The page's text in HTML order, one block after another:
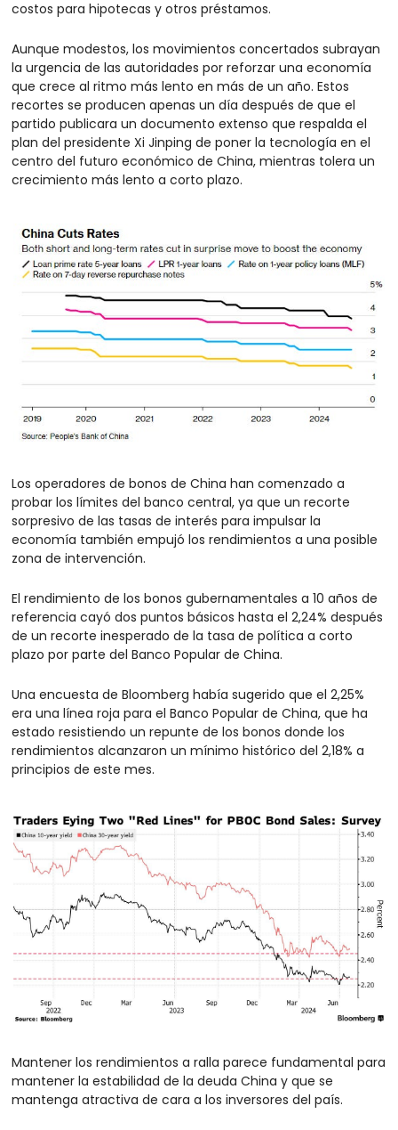
costos para hipotecas y otros préstamos.
Aunque modestos, los movimientos concertados subrayan
la urgencia de las autoridades por reforzar una economía
que crece al ritmo más lento en más de un año. Estos
recortes se producen apenas un día después de que el
partido publicara un documento extenso que respalda el
plan del presidente Xi Jinping de poner la tecnología en el
centro del futuro económico de China, mientras tolera un
crecimiento más lento a corto plazo.
Los operadores de bonos de China han comenzado a
probar los límites del banco central, ya que un recorte
sorpresivo de las tasas de interés para impulsar la
economía también empujó los rendimientos a una posible
zona de intervención.
El rendimiento de los bonos gubernamentales a 10 años de
referencia cayó dos puntos básicos hasta el 2,24% después
de un recorte inesperado de la tasa de política a corto
plazo por parte del Banco Popular de China.
Una encuesta de Bloomberg había sugerido que el 2,25%
era una línea roja para el Banco Popular de China, que ha
estado resistiendo un repunte de los bonos donde los
rendimientos alcanzaron un mínimo histórico del 2,18% a
principios de este mes.
Mantener los rendimientos a ralla parece fundamental para
mantener la estabilidad de la deuda China y que se
mantenga atractiva de cara a los inversores del país.